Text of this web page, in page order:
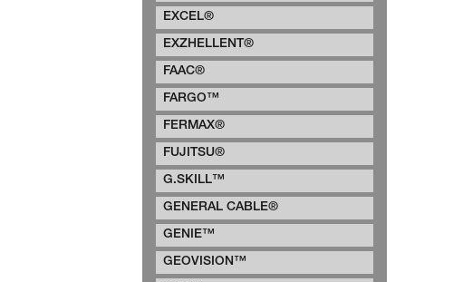
EXCEL®
EXZHELLENT®
FAAC®
FARGO™
FERMAX®
FUJITSU®
G.SKILL™
GENERAL CABLE®
GENIE™
GEOVISION™